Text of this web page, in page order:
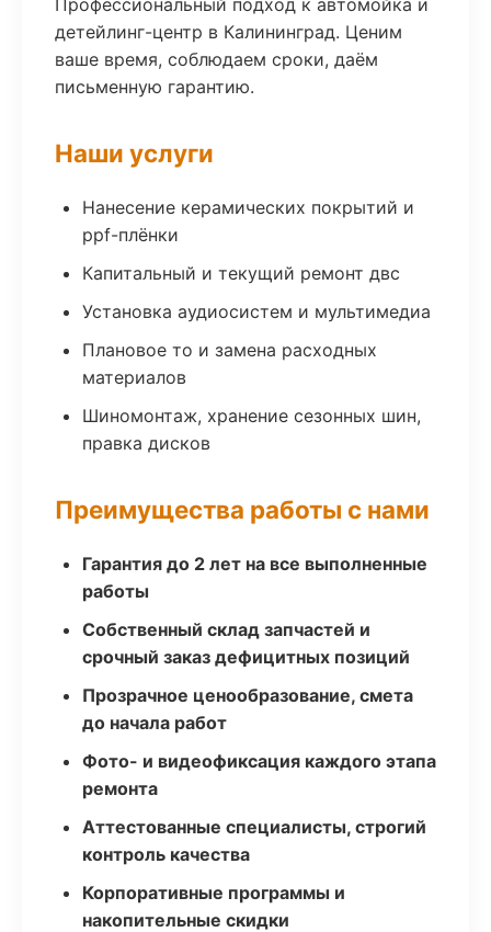
Профессиональный подход к автомойка и
детейлинг-центр в Калининград. Ценим
ваше время, соблюдаем сроки, даём
письменную гарантию.
Наши услуги
Нанесение керамических покрытий и
ppf-плёнки
Капитальный и текущий ремонт двс
Установка аудиосистем и мультимедиа
Плановое то и замена расходных
материалов
Шиномонтаж, хранение сезонных шин,
правка дисков
Преимущества работы с нами
Гарантия до 2 лет на все выполненные
работы
Собственный склад запчастей и
срочный заказ дефицитных позиций
Прозрачное ценообразование, смета
до начала работ
Фото- и видеофиксация каждого этапа
ремонта
Аттестованные специалисты, строгий
контроль качества
Корпоративные программы и
накопительные скидки